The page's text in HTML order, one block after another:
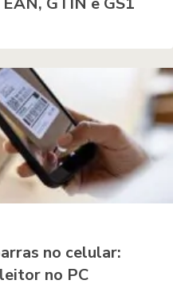
no celular:
no PC